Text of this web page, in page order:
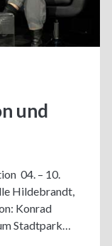
und
04. – 10.
Hildebrandt,
Konrad
Stadtpark…